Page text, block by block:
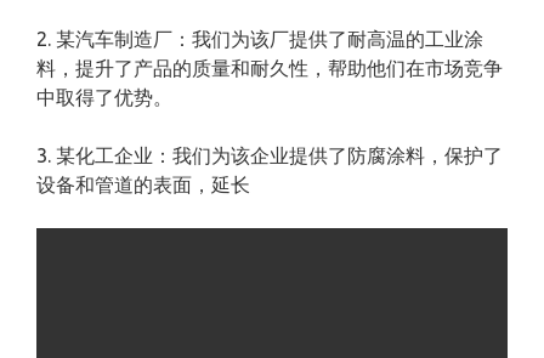
2. 某汽车制造厂：我们为该厂提供了耐高温的工业涂
料，提升了产品的质量和耐久性，帮助他们在市场竞争
中取得了优势。
3. 某化工企业：我们为该企业提供了防腐涂料，保护了
设备和管道的表面，延长